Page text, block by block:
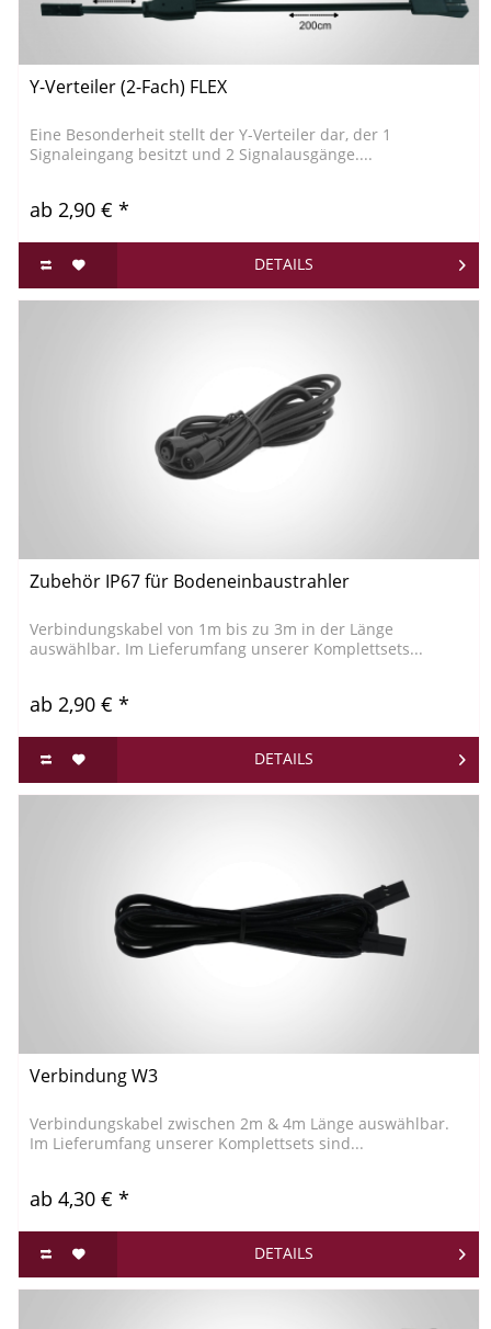
Y-Verteiler (2-Fach) FLEX
Eine Besonderheit stellt der Y-Verteiler dar, der 1
Signaleingang besitzt und 2 Signalausgänge....
ab 2,90 € *
DETAILS
Zubehör IP67 für Bodeneinbaustrahler
Verbindungskabel von 1m bis zu 3m in der Länge
auswählbar. Im Lieferumfang unserer Komplettsets...
ab 2,90 € *
DETAILS
Verbindung W3
Verbindungskabel zwischen 2m & 4m Länge auswählbar.
Im Lieferumfang unserer Komplettsets sind...
ab 4,30 € *
DETAILS